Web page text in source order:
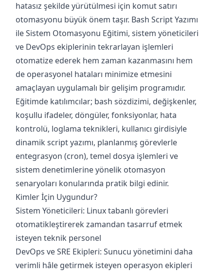
hatasız şekilde yürütülmesi için komut satırı
otomasyonu büyük önem taşır. Bash Script Yazımı
ile Sistem Otomasyonu Eğitimi, sistem yöneticileri
ve DevOps ekiplerinin tekrarlayan işlemleri
otomatize ederek hem zaman kazanmasını hem
de operasyonel hataları minimize etmesini
amaçlayan uygulamalı bir gelişim programıdır.
Eğitimde katılımcılar; bash sözdizimi, değişkenler,
koşullu ifadeler, döngüler, fonksiyonlar, hata
kontrolü, loglama teknikleri, kullanıcı girdisiyle
dinamik script yazımı, planlanmış görevlerle
entegrasyon (cron), temel dosya işlemleri ve
sistem denetimlerine yönelik otomasyon
senaryoları konularında pratik bilgi edinir.
Kimler İçin Uygundur?
Sistem Yöneticileri: Linux tabanlı görevleri
otomatikleştirerek zamandan tasarruf etmek
isteyen teknik personel
DevOps ve SRE Ekipleri: Sunucu yönetimini daha
verimli hâle getirmek isteyen operasyon ekipleri